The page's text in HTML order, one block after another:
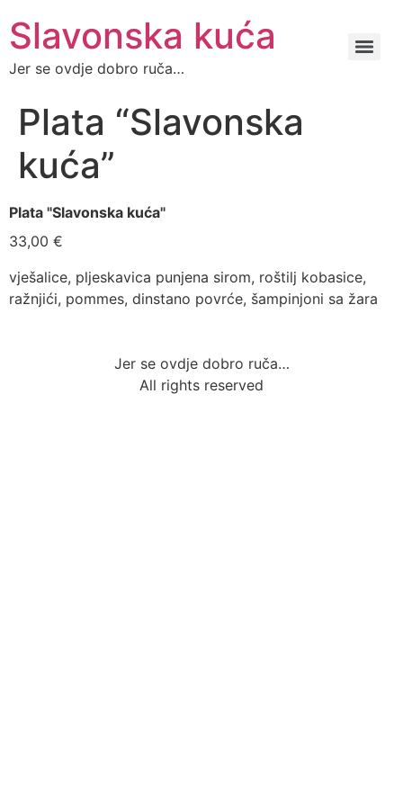
Slavonska kuća
Jer se ovdje dobro ruča…
Plata “Slavonska
kuća”
Plata "Slavonska kuća"
33,00 €
vješalice, pljeskavica punjena sirom, roštilj kobasice,
ražnjići, pommes, dinstano povrće, šampinjoni sa žara
Jer se ovdje dobro ruča…
All rights reserved